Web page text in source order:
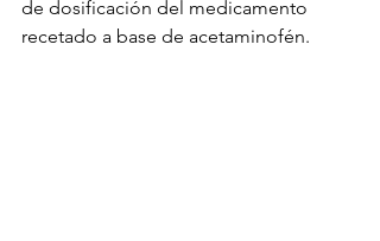
de dosificación del medicamento
recetado a base de acetaminofén.